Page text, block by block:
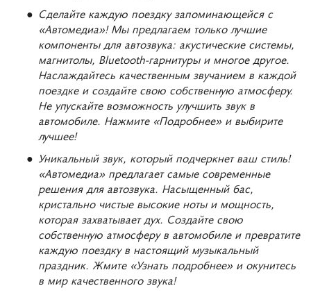
Сделайте каждую поездку запоминающейся с
«Автомедиа»! Мы предлагаем только лучшие
компоненты для автозвука: акустические системы,
магнитолы, Bluetooth-гарнитуры и многое другое.
Наслаждайтесь качественным звучанием в каждой
поездке и создайте свою собственную атмосферу.
Не упускайте возможность улучшить звук в
автомобиле. Нажмите «Подробнее» и выбирите
лучшее!
Уникальный звук, который подчеркнет ваш стиль!
«Автомедиа» предлагает самые современные
решения для автозвука. Насыщенный бас,
кристально чистые высокие ноты и мощность,
которая захватывает дух. Создайте свою
собственную атмосферу в автомобиле и превратите
каждую поездку в настоящий музыкальный
праздник. Жмите «Узнать подробнее» и окунитесь
в мир качественного звука!